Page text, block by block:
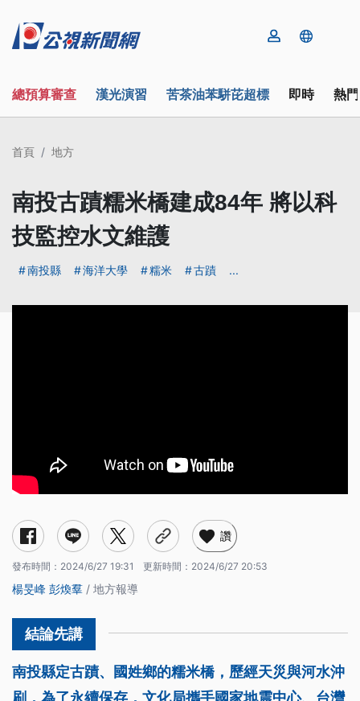
總預算審查 漢光演習 苦茶油苯駢芘超標 即時 熱
首頁 地方
南投古蹟糯米橋建成84年 將以科
技監控水文維護
南投縣 海洋大學 糯米 古蹟 ...
讚
發布時間： 2024/6/27 19:31 更新時間： 2024/6/27 20:53
楊旻峰 彭煥羣 / 地方報導
南投縣定古蹟、國姓鄉的糯米橋，歷經天災與河水沖
刷，為了永續保存，文化局攜手國家地震中心、台灣